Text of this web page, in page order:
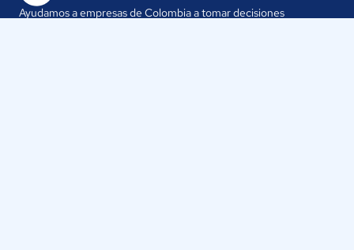
Ayudamos a empresas de Colombia a tomar decisiones